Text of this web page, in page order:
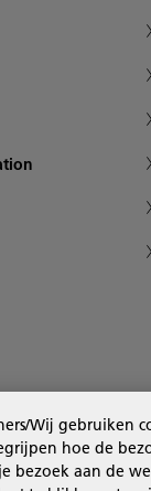
Wij
hoe de
aan de